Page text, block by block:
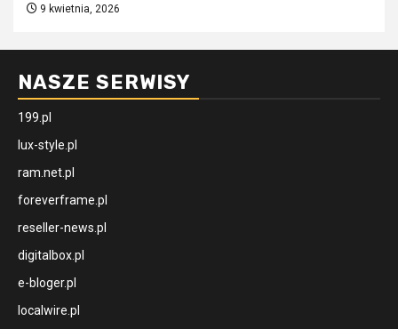
9 kwietnia, 2026
NASZE SERWISY
199.pl
lux-style.pl
ram.net.pl
foreverframe.pl
reseller-news.pl
digitalbox.pl
e-bloger.pl
localwire.pl